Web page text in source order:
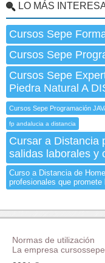
LO MÁS
Cursos Sepe
Cursos Sepe
Cursos Sepe
Piedra Natural A
Cursos Sepe Programación
fp andalucia a distancia
Cursar a Distancia
salidas laborales y
Curso a Distancia de
profesionales que
Normas de utilización
La empresa